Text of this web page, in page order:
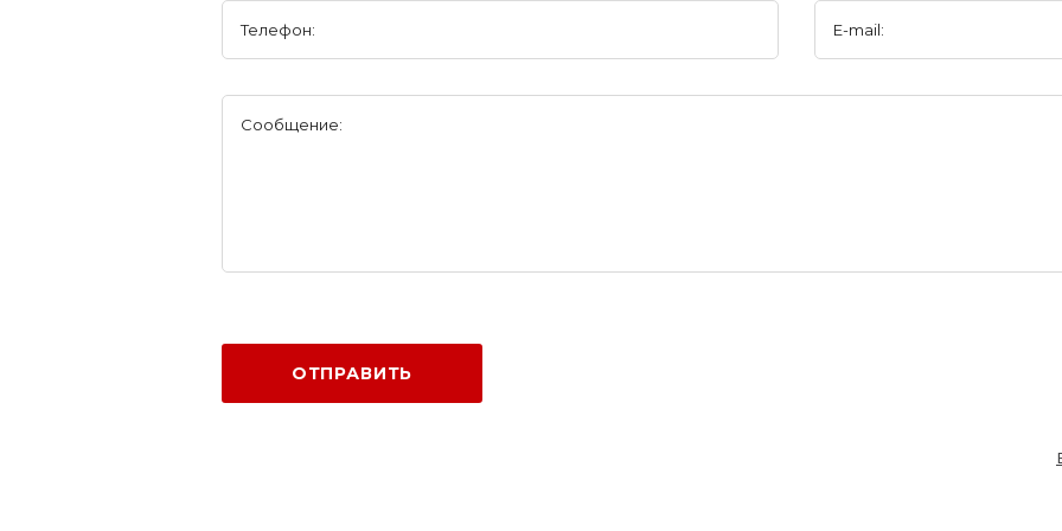
Телефон: E-mail:
Сообщение:
ОТПРАВИТЬ